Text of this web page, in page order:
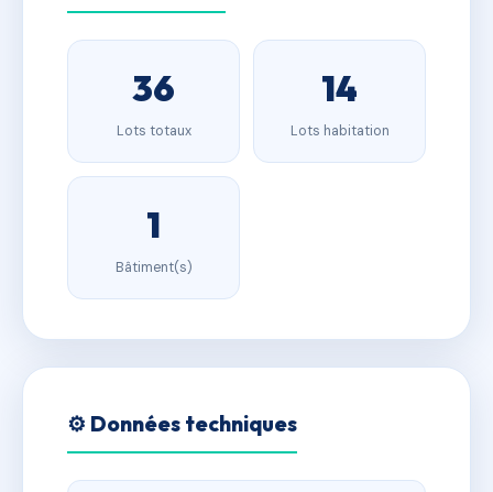
36
Lots totaux
14
Lots habitation
1
Bâtiment(s)
⚙️ Données techniques